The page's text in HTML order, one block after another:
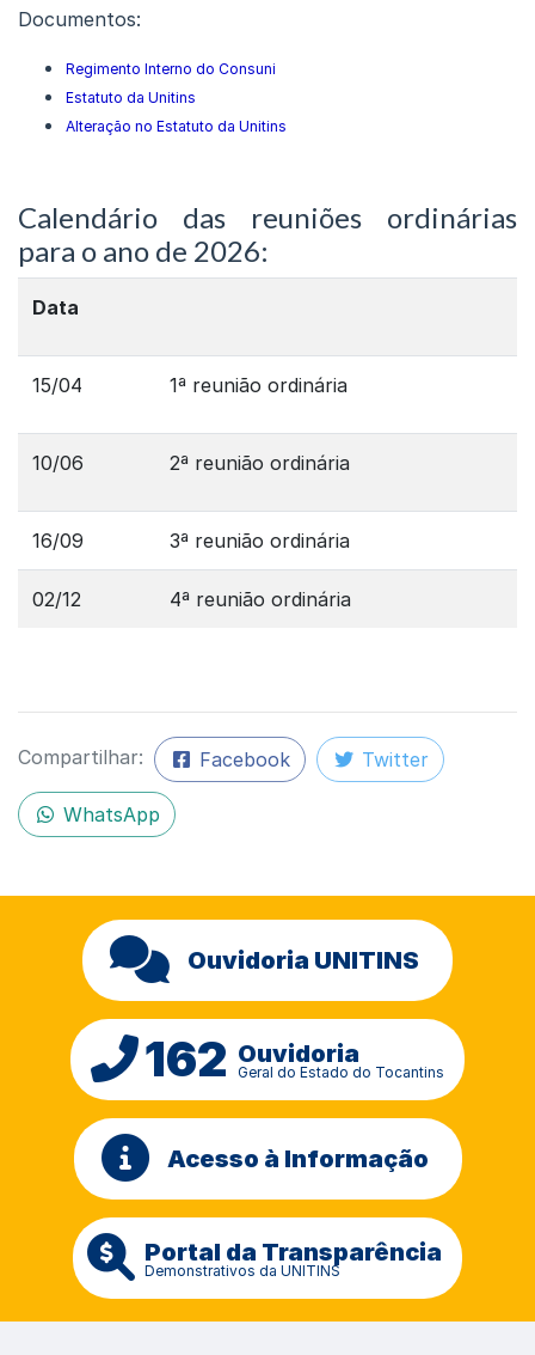
Documentos:
Regimento Interno do Consuni
Estatuto da Unitins
Alteração no Estatuto da Unitins
Calendário das reuniões ordinárias
para o ano de 2026:
Data
15/04 1ª reunião ordinária
10/06 2ª reunião ordinária
16/09 3ª reunião ordinária
02/12 4ª reunião ordinária
Compartilhar: Facebook Twitter
WhatsApp
Ouvidoria UNITINS
162 Ouvidoria
Geral do Estado do Tocantins
Acesso à Informação
Portal da Transparência
Demonstrativos da UNITINS